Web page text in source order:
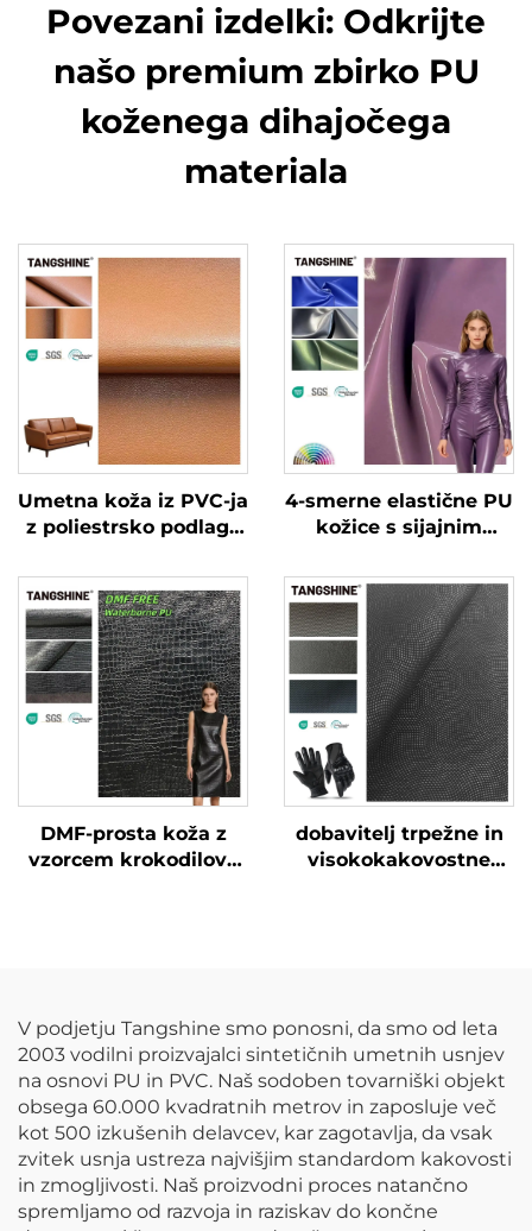
Povezani izdelki: Odkrijte
našo premium zbirko PU
koženega dihajočega
materiala
Umetna koža iz PVC-ja
z poliestrsko podlago
4-smerne elastične PU
kožice s sijajnim
DMF-prosta koža z
vzorcem krokodilove
dobavitelj trpežne in
visokokakovostne
V podjetju Tangshine smo ponosni, da smo od leta
2003 vodilni proizvajalci sintetičnih umetnih usnjev
na osnovi PU in PVC. Naš sodoben tovarniški objekt
obsega 60.000 kvadratnih metrov in zaposluje več
kot 500 izkušenih delavcev, kar zagotavlja, da vsak
zvitek usnja ustreza najvišjim standardom kakovosti
in zmogljivosti. Naš proizvodni proces natančno
spremljamo od razvoja in raziskav do končne